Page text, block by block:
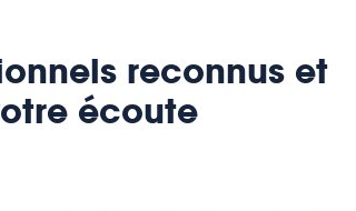
reconnus et
écoute